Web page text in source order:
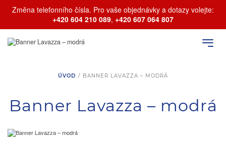
Změna telefonního čísla. Pro vaše objednávky a dotazy volejte:
+420 604 210 089, +420 607 064 807
ÚVOD / BANNER LAVAZZA – MODRÁ
Banner Lavazza – modrá